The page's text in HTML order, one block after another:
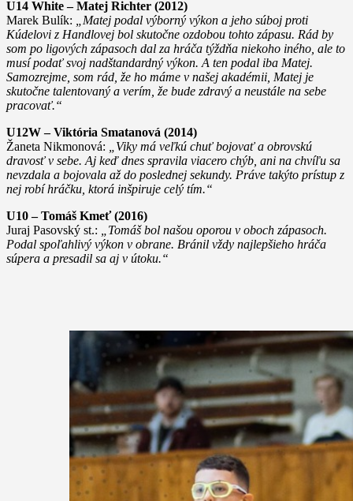
U14 White – Matej Richter (2012)
Marek Bulík:
„Matej podal výborný výkon a jeho súboj proti
Kúdelovi z Handlovej bol skutočne ozdobou tohto zápasu. Rád by
som po ligových zápasoch dal za hráča týždňa niekoho iného, ale to
musí podať svoj nadštandardný výkon. A ten podal iba Matej.
Samozrejme, som rád, že ho máme v našej akadémii, Matej je
skutočne talentovaný a verím, že bude zdravý a neustále na sebe
pracovať.“
U12W – Viktória Smatanová (2014)
Žaneta Nikmonová:
„Viky má veľkú chuť bojovať a obrovskú
dravosť v sebe. Aj keď dnes spravila viacero chýb, ani na chvíľu sa
nevzdala a bojovala až do poslednej sekundy. Práve takýto prístup z
nej robí hráčku, ktorá inšpiruje celý tím.“
U10 – Tomáš Kmeť (2016)
Juraj Pasovský st.:
„Tomáš bol našou oporou v oboch zápasoch.
Podal spoľahlivý výkon v obrane. Bránil vždy najlepšieho hráča
súpera a presadil sa aj v útoku.“